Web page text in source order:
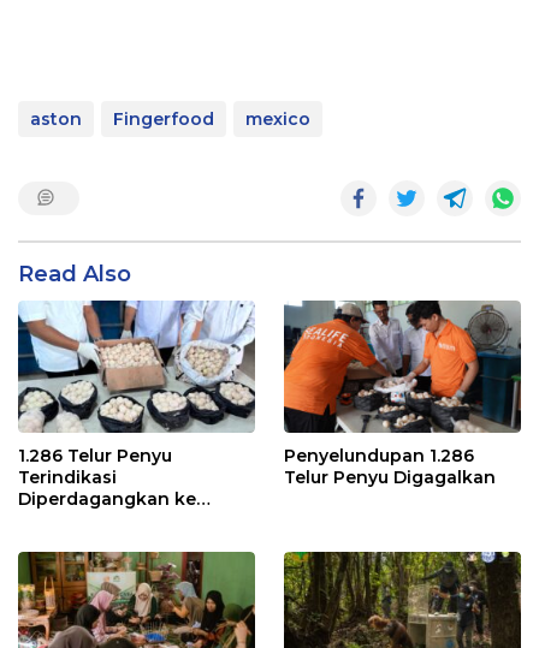
aston Fingerfood mexico
Read Also
1.286 Telur Penyu
Terindikasi
Diperdagangkan ke
Penyelundupan 1.286
Telur Penyu Digagalkan